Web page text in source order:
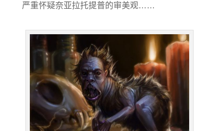
严重怀疑奈亚拉托提普的审美观……